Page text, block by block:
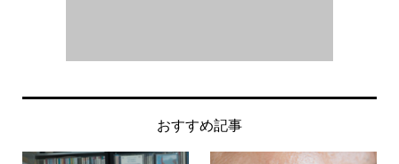
おすすめ記事